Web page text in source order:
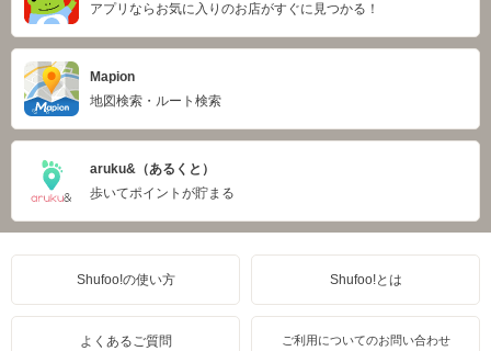
アプリならお気に入りのお店がすぐに見つかる！
Mapion
地図検索・ルート検索
aruku&（あるくと）
歩いてポイントが貯まる
Shufoo!の使い方 Shufoo!とは
よくあるご質問 ご利用についてのお問い合わせ